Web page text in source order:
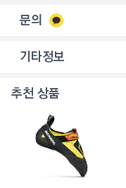
문의
기타정보
추천 상품